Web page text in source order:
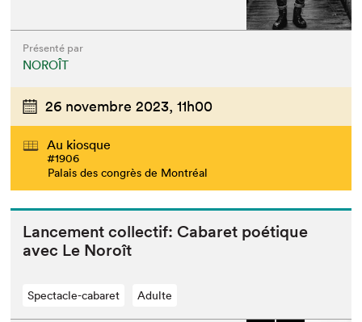
Présenté par
NOROÎT
26 novembre 2023, 11h00
Au kiosque
#1906
Palais des congrès de Montréal
Lance­ment col­lec­tif: Cabaret poé­tique
avec Le Noroît
Spectacle-cabaret Adulte